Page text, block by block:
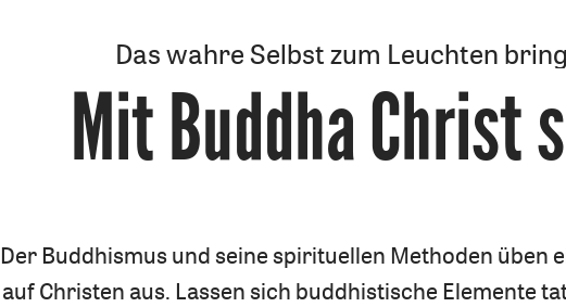
Das wahre Selbst zum Leuchten
:
Mit Buddha Christ
Der Buddhismus und seine spirituellen Methoden üben
auf Christen aus. Lassen sich buddhistische Elemente